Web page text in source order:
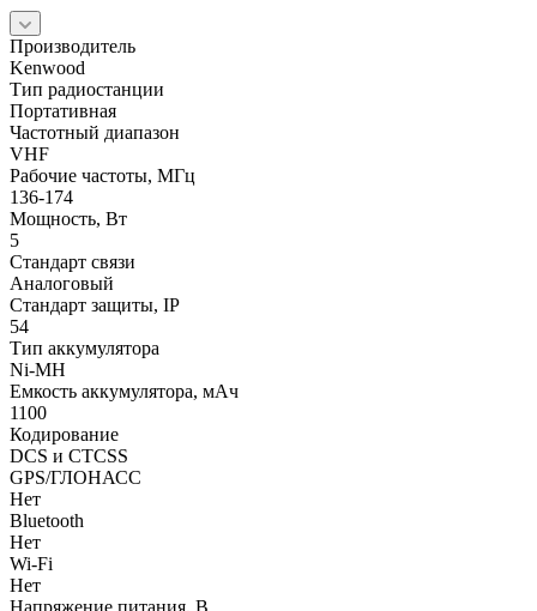
Производитель
Kenwood
Тип радиостанции
Портативная
Частотный диапазон
VHF
Рабочие частоты, МГц
136-174
Мощность, Вт
5
Стандарт связи
Аналоговый
Стандарт защиты, IP
54
Тип аккумулятора
Ni-MH
Емкость аккумулятора, мАч
1100
Кодирование
DCS и CTCSS
GPS/ГЛОНАСС
Нет
Bluetooth
Нет
Wi-Fi
Нет